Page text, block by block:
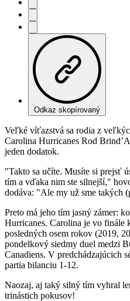
Odkaz skopírovaný
Veľké víťazstvá sa rodia z
Carolina Hurricanes Rod
jeden dodatok.
"Takto sa učíte. Musíte si prejsť
tím a vďaka nim ste silnejší,"
dodáva: "Ale my už sme takých
Preto má jeho tím jasný zámer:
Hurricanes. Carolina je vo finále
posledných osem rokov (2019,
pondelkový siedmy duel medzi
Canadiens. V predchádzajúcich
partia bilanciu 1-12.
Naozaj, aj taký silný tím vyhral
trinástich pokusov!